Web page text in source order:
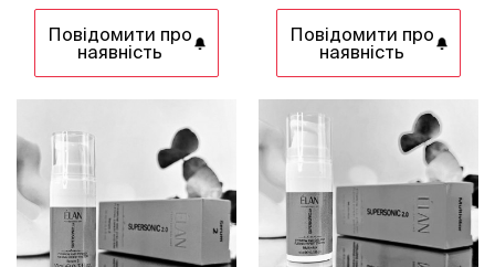
Повідомити про
наявність
Повідомити про
наявність